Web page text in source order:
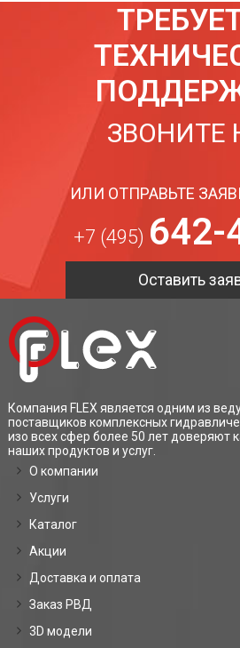
ЗВОНИТЕ
ИЛИ ОТПРАВЬТЕ
+7 (495) 642-
Оставить
Компания FLEX является одним из
поставщиков комплексных
изо всех сфер более 50 лет доверяют
наших продуктов и услуг.
О компании
Услуги
Каталог
Акции
Доставка и оплата
Заказ РВД
3D модели